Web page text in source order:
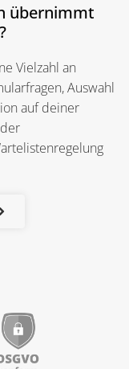
übernimmt
Vielzahl an
Auswahl
auf deiner